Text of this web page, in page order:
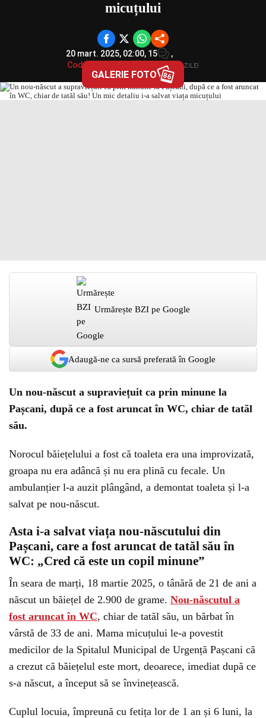
micuțului
20 mart. 2025, 02:00, 15
,
Codruța ȘOROAGĂ
TITLURILE ZILEI
GALERIE FOTO 86
Urmărește BZI pe Google
Adaugă-ne ca sursă preferată în Google
Un nou-născut a supraviețuit ca prin minune la
Pașcani, după ce a fost aruncat în WC, chiar de tatăl
său.
Norocul băiețelului a fost că toaleta era una improvizată,
groapa nu era adâncă și nu era plină cu fecale. Un
ambulanțier l-a auzit plângând, a demontat toaleta și l-a
salvat pe nou-născut.
Asta i-a salvat viața nou-născutului din
Pașcani, care a fost aruncat de tatăl său în
WC: „Cred că este un copil minune”
În seara de marți, 18 martie 2025, o tânără de 21 de ani a
născut un băiețel de 2.900 de grame. Nou-născutul a
fost aruncat în WC, chiar de tatăl său, un bărbat în
vârstă de 33 de ani. Mama micuțului le-a povestit
medicilor de la Spitalul Municipal de Urgență Pașcani că
a crezut că băiețelul este mort, deoarece, imediat după ce
s-a născut, a început să se învinețească.
Cuplul locuia, împreună cu fetița lor de 1 an și 6 luni, la